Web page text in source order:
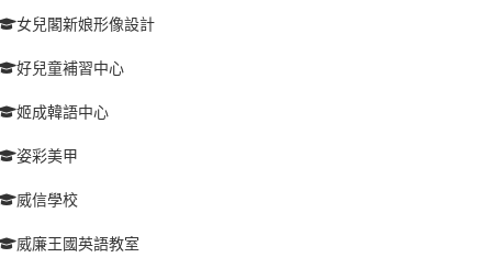
女兒閣新娘形像設計
好兒童補習中心
姬成韓語中心
姿彩美甲
威信學校
威廉王國英語教室